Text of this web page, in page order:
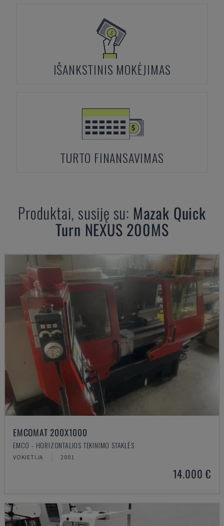
IŠANKSTINIS MOKĖJIMAS
TURTO FINANSAVIMAS
Produktai, susiję su: Mazak Quick
Turn NEXUS 200MS
EMCOMAT 200X1000
EMCO - HORIZONTALIOS TEKINIMO STAKLĖS
VOKIETIJA 2001
14.000 €